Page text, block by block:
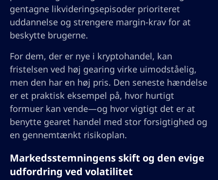
gentagne likvideringsepisoder prioriteret
uddannelse og strengere margin-krav for at
beskytte brugerne.
For dem, der er nye i kryptohandel, kan
fristelsen ved høj gearing virke uimodståelig,
men den har en høj pris. Den seneste hændelse
er et praktisk eksempel på, hvor hurtigt
formuer kan vende—og hvor vigtigt det er at
benytte gearet handel med stor forsigtighed og
en gennemtænkt risikoplan.
Markedsstemningens skift og den evige
udfordring ved volatilitet